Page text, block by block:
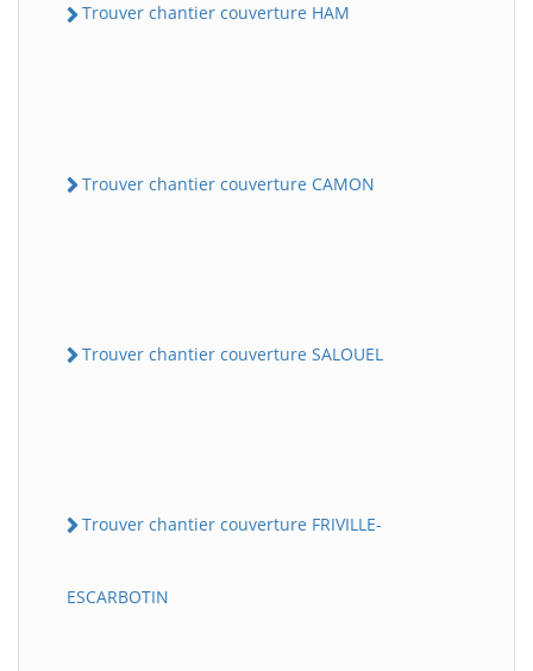
Trouver chantier couverture HAM
Trouver chantier couverture CAMON
Trouver chantier couverture SALOUEL
Trouver chantier couverture FRIVILLE-
ESCARBOTIN